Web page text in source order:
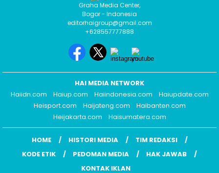
Graha Media Center,
Bogor - Indonesia
editorhaigroup@gmail.com
+628557777888
HAI MEDIA NETWORK
Haiidn.com
Haiup.com Haiindonesia.com
Haiupdate.com
Heisport.com
Haijateng.com
Haibanten.com
Heijakarta.com
Haisumatera.com
HOME HISTORI MEDIA
TIM REDAKSI
KODE ETIK
PEDOMAN MEDIA
HAK JAWAB
KONTAK IKLAN